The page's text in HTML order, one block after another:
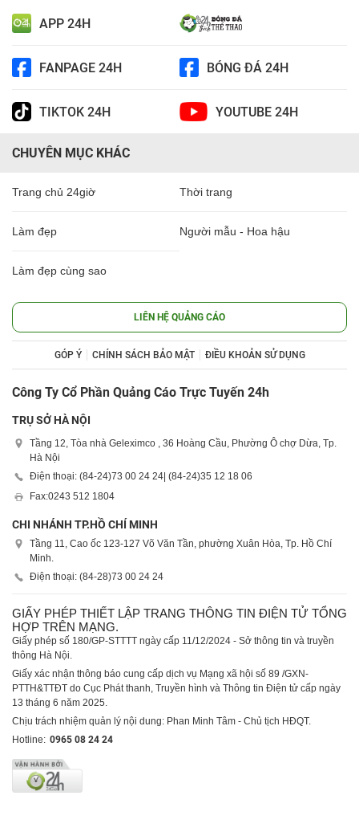
APP 24H
FANPAGE 24H BÓNG ĐÁ 24H
TIKTOK 24H YOUTUBE 24H
CHUYÊN MỤC KHÁC
Trang chủ 24giờ Thời trang
Làm đẹp Người mẫu - Hoa hậu
Làm đẹp cùng sao
LIÊN HỆ QUẢNG CÁO
GÓP Ý CHÍNH SÁCH BẢO MẬT ĐIỀU KHOẢN SỬ DỤNG
Công Ty Cổ Phần Quảng Cáo Trực Tuyến 24h
TRỤ SỞ HÀ NỘI
Tầng 12, Tòa nhà Geleximco , 36 Hoàng Cầu, Phường Ô chợ Dừa, Tp.
Hà Nội
Điện thoại: (84-24)73 00 24 24 | (84-24)35 12 18 06
Fax:0243 512 1804
CHI NHÁNH TP.HỒ CHÍ MINH
Tầng 11, Cao ốc 123-127 Võ Văn Tần, phường Xuân Hòa, Tp. Hồ Chí
Minh.
Điện thoại: (84-28)73 00 24 24
GIẤY PHÉP THIẾT LẬP TRANG THÔNG TIN ĐIỆN TỬ TỔNG
HỢP TRÊN MẠNG.
Giấy phép số 180/GP-STTTT ngày cấp 11/12/2024 - Sở thông tin và truyền
thông Hà Nội.
Giấy xác nhận thông báo cung cấp dịch vụ Mạng xã hội số 89 /GXN-
PTTH&TTĐT do Cục Phát thanh, Truyền hình và Thông tin Điện tử cấp ngày
13 tháng 6 năm 2025.
Chịu trách nhiệm quản lý nội dung: Phan Minh Tâm - Chủ tịch HĐQT.
Hotline: 0965 08 24 24